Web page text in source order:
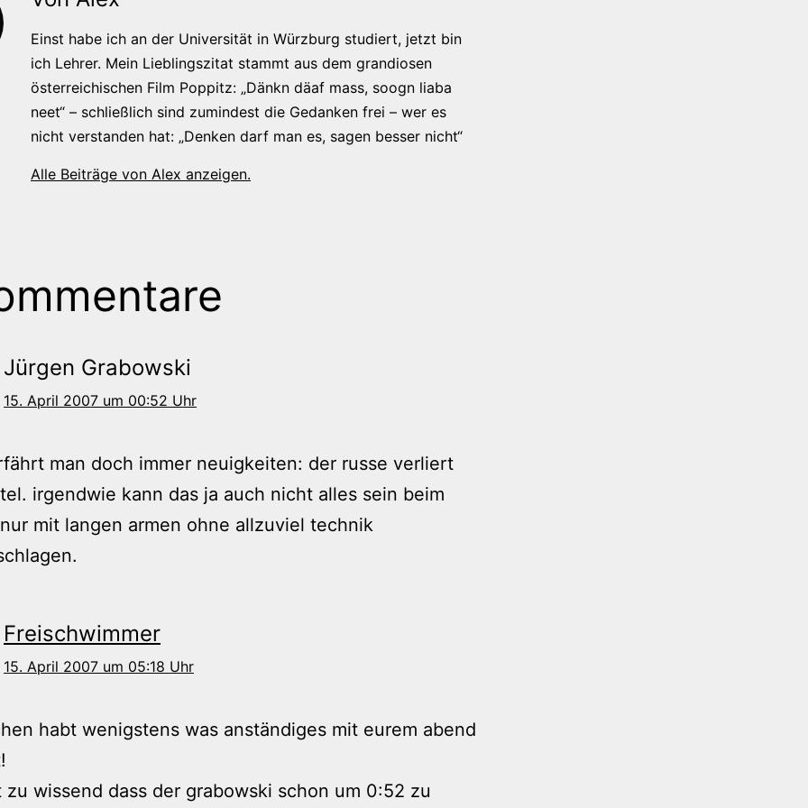
Einst habe ich an der Universität in Würzburg studiert, jetzt bin
ich Lehrer. Mein Lieblingszitat stammt aus dem grandiosen
österreichischen Film Poppitz: „Dänkn däaf mass, soogn liaba
neet“ – schließlich sind zumindest die Gedanken frei – wer es
nicht verstanden hat: „Denken darf man es, sagen besser nicht“
Alle Beiträge von Alex anzeigen.
Jürgen Grabowski
15. April 2007 um 00:52 Uhr
man doch immer neuigkeiten: der russe verliert
irgendwie kann das ja auch nicht alles sein beim
mit langen armen ohne allzuviel technik
Freischwimmer
15. April 2007 um 05:18 Uhr
habt wenigstens was anständiges mit eurem abend
zu wissend dass der grabowski schon um 0:52 zu